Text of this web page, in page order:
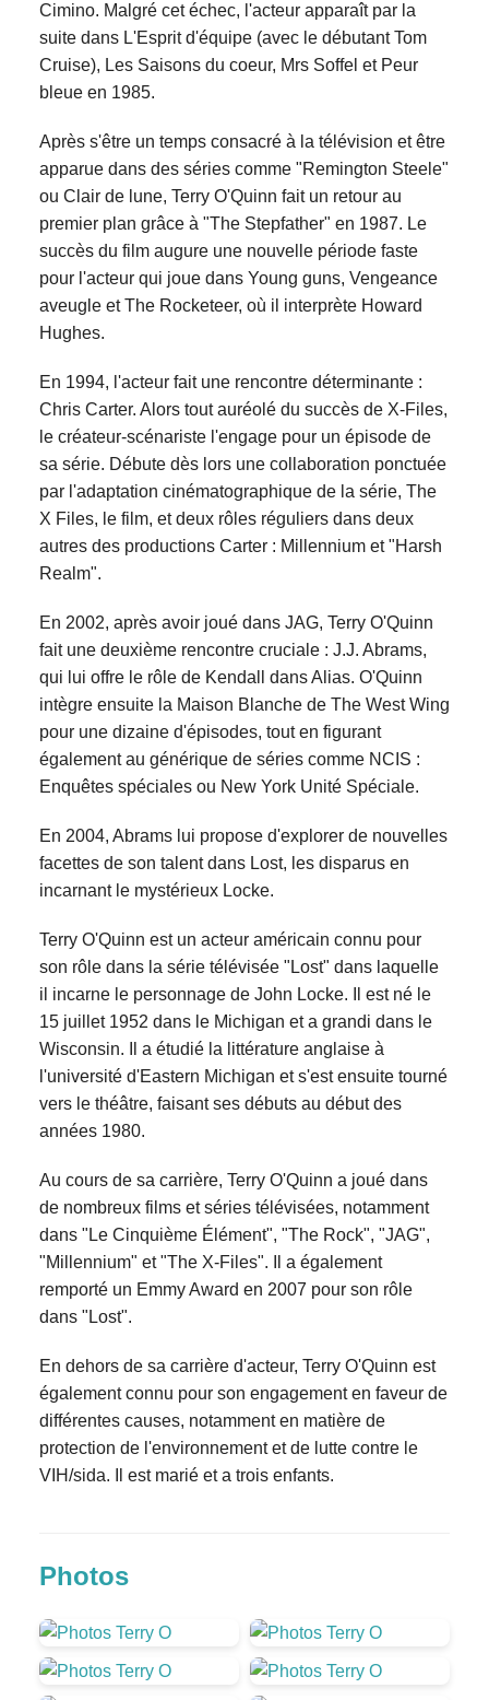
Cimino. Malgré cet échec, l'acteur apparaît par la
suite dans L'Esprit d'équipe (avec le débutant Tom
Cruise), Les Saisons du coeur, Mrs Soffel et Peur
bleue en 1985.
Après s'être un temps consacré à la télévision et être
apparue dans des séries comme "Remington Steele"
ou Clair de lune, Terry O'Quinn fait un retour au
premier plan grâce à "The Stepfather" en 1987. Le
succès du film augure une nouvelle période faste
pour l'acteur qui joue dans Young guns, Vengeance
aveugle et The Rocketeer, où il interprète Howard
Hughes.
En 1994, l'acteur fait une rencontre déterminante :
Chris Carter. Alors tout auréolé du succès de X-Files,
le créateur-scénariste l'engage pour un épisode de
sa série. Débute dès lors une collaboration ponctuée
par l'adaptation cinématographique de la série, The
X Files, le film, et deux rôles réguliers dans deux
autres des productions Carter : Millennium et "Harsh
Realm".
En 2002, après avoir joué dans JAG, Terry O'Quinn
fait une deuxième rencontre cruciale : J.J. Abrams,
qui lui offre le rôle de Kendall dans Alias. O'Quinn
intègre ensuite la Maison Blanche de The West Wing
pour une dizaine d'épisodes, tout en figurant
également au générique de séries comme NCIS :
Enquêtes spéciales ou New York Unité Spéciale.
En 2004, Abrams lui propose d'explorer de nouvelles
facettes de son talent dans Lost, les disparus en
incarnant le mystérieux Locke.
Terry O'Quinn est un acteur américain connu pour
son rôle dans la série télévisée "Lost" dans laquelle
il incarne le personnage de John Locke. Il est né le
15 juillet 1952 dans le Michigan et a grandi dans le
Wisconsin. Il a étudié la littérature anglaise à
l'université d'Eastern Michigan et s'est ensuite tourné
vers le théâtre, faisant ses débuts au début des
années 1980.
Au cours de sa carrière, Terry O'Quinn a joué dans
de nombreux films et séries télévisées, notamment
dans "Le Cinquième Élément", "The Rock", "JAG",
"Millennium" et "The X-Files". Il a également
remporté un Emmy Award en 2007 pour son rôle
dans "Lost".
En dehors de sa carrière d'acteur, Terry O'Quinn est
également connu pour son engagement en faveur de
différentes causes, notamment en matière de
protection de l'environnement et de lutte contre le
VIH/sida. Il est marié et a trois enfants.
Photos